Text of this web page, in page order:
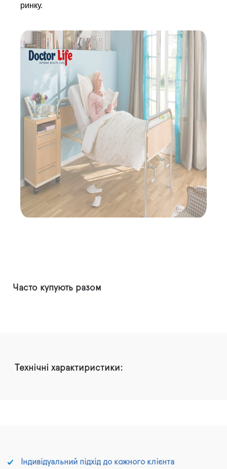
ринку.
Часто купують разом
Технічні характиристики:
Індивідуальний підхід до кожного клієнта